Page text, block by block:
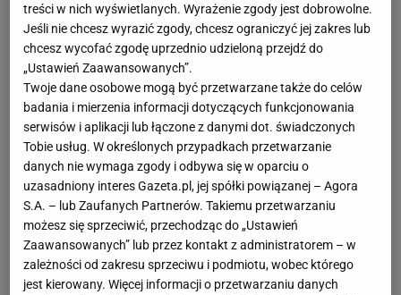
Na Sport.pl zajmuje się działem esportowym. Nie
zamyka się jednak tylko na gry komputerowe, a jego
pierwszą pasją była piłka nożna, szczególnie w
brytyjskim wydaniu.
Pochodzi z podkarpackiego Krosna, od kilku lat jest
jednak związany z Krakowem, gdzie popełnił
największą zbrodnię - chodził na mecze po obu
stronach Błoń. Zainteresowanie esportem narodziło
się na IEM-ie w Katowiach - jak zapewne u
większości polskich kibiców. Jak również na
polskiego kibica przystało, z utęsknieniem
treści w nich wyświetlanych. Wyrażenie zgody jest dobrowolne.
Jeśli nie chcesz wyrazić zgody, chcesz ograniczyć jej zakres lub
chcesz wycofać zgodę uprzednio udzieloną przejdź do
„Ustawień Zaawansowanych”.
Twoje dane osobowe mogą być przetwarzane także do celów
badania i mierzenia informacji dotyczących funkcjonowania
serwisów i aplikacji lub łączone z danymi dot. świadczonych
Tobie usług. W określonych przypadkach przetwarzanie
danych nie wymaga zgody i odbywa się w oparciu o
uzasadniony interes Gazeta.pl, jej spółki powiązanej – Agora
S.A. – lub Zaufanych Partnerów. Takiemu przetwarzaniu
możesz się sprzeciwić, przechodząc do „Ustawień
Zaawansowanych” lub przez kontakt z administratorem – w
zależności od zakresu sprzeciwu i podmiotu, wobec którego
jest kierowany. Więcej informacji o przetwarzaniu danych